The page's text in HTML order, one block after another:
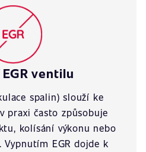
ventilu
spalin) slouží ke
praxi často způsobuje
kolísání výkonu nebo
Vypnutím EGR dojde k